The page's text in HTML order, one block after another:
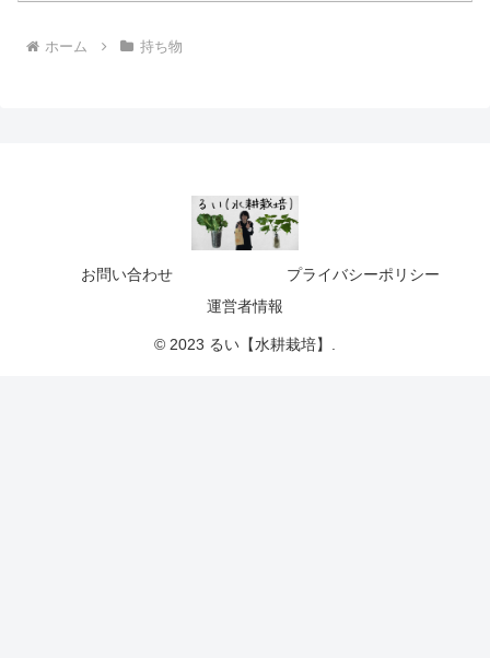
ホーム 持ち物
お問い合わせ
プライバシーポリシー
運営者情報
© 2023 るい【水耕栽培】.